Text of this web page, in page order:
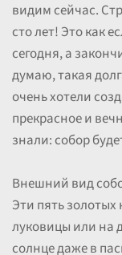
видим сейчас.
сто лет! Это как
сегодня, а
думаю, такая
очень хотели
прекрасное и
знали: собор
Внешний вид
Эти пять
луковицы или на
солнце даже в